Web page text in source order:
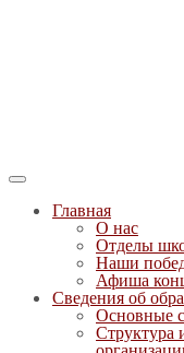
Главная
О нас
Отделы
Наши
Афиша
Сведения об
Основные
Структура